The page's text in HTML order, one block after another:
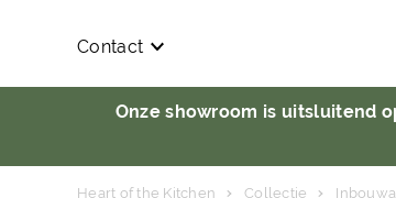
Contact
Onze showroom is uitsluitend
Heart of the Kitchen Collectie